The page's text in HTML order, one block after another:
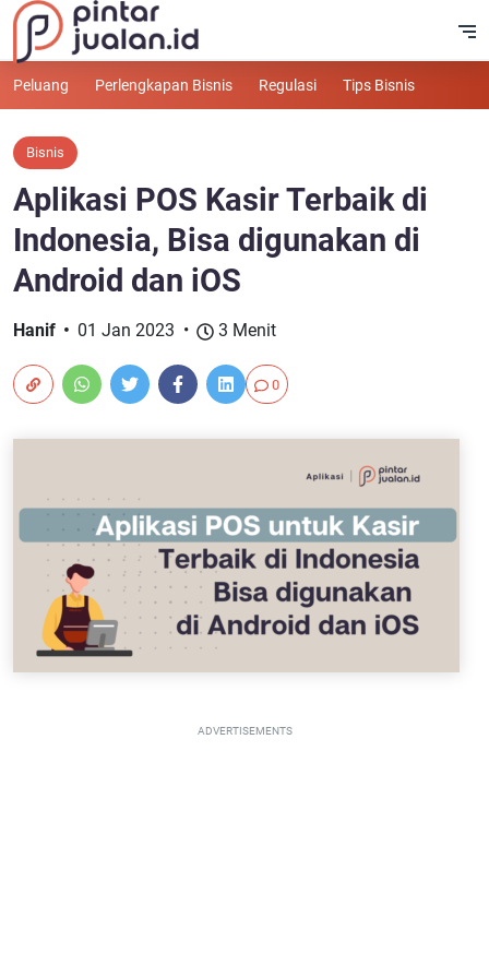
Peluang Perlengkapan Bisnis Regulasi Tips Bisnis
Bisnis
Aplikasi POS Kasir Terbaik di
Indonesia, Bisa digunakan di
Android dan iOS
Hanif 01 Jan 2023 3 Menit
0
ADVERTISEMENTS